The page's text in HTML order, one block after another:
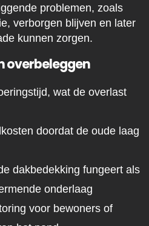
problemen, zoals
verborgen blijven en later
kunnen zorgen.
overbeleggen
wat de overlast
doordat de oude laag
dakbedekking fungeert als
onderlaag
voor bewoners of